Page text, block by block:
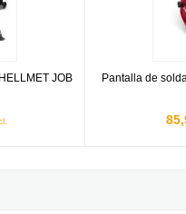
JOB
Pantalla de